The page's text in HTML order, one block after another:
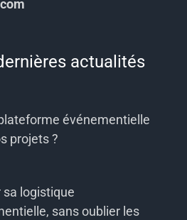
actualités
événementielle
projets ?
sa logistique
sans oublier les